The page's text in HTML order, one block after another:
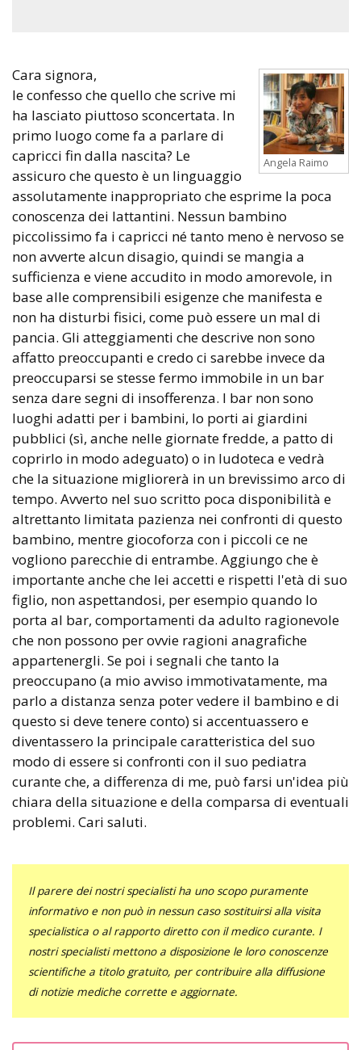
Angela Raimo
Cara signora,
le confesso che quello che scrive mi
ha lasciato piuttoso sconcertata. In
primo luogo come fa a parlare di
capricci fin dalla nascita? Le
assicuro che questo è un linguaggio
assolutamente inappropriato che esprime la poca
conoscenza dei lattantini. Nessun bambino
piccolissimo fa i capricci né tanto meno è nervoso se
non avverte alcun disagio, quindi se mangia a
sufficienza e viene accudito in modo amorevole, in
base alle comprensibili esigenze che manifesta e
non ha disturbi fisici, come può essere un mal di
pancia. Gli atteggiamenti che descrive non sono
affatto preoccupanti e credo ci sarebbe invece da
preoccuparsi se stesse fermo immobile in un bar
senza dare segni di insofferenza. I bar non sono
luoghi adatti per i bambini, lo porti ai giardini
pubblici (sì, anche nelle giornate fredde, a patto di
coprirlo in modo adeguato) o in ludoteca e vedrà
che la situazione migliorerà in un brevissimo arco di
tempo. Avverto nel suo scritto poca disponibilità e
altrettanto limitata pazienza nei confronti di questo
bambino, mentre giocoforza con i piccoli ce ne
vogliono parecchie di entrambe. Aggiungo che è
importante anche che lei accetti e rispetti l'età di suo
figlio, non aspettandosi, per esempio quando lo
porta al bar, comportamenti da adulto ragionevole
che non possono per ovvie ragioni anagrafiche
appartenergli. Se poi i segnali che tanto la
preoccupano (a mio avviso immotivatamente, ma
parlo a distanza senza poter vedere il bambino e di
questo si deve tenere conto) si accentuassero e
diventassero la principale caratteristica del suo
modo di essere si confronti con il suo pediatra
curante che, a differenza di me, può farsi un'idea più
chiara della situazione e della comparsa di eventuali
problemi. Cari saluti.
Il parere dei nostri specialisti ha uno scopo puramente
informativo e non può in nessun caso sostituirsi alla visita
specialistica o al rapporto diretto con il medico curante. I
nostri specialisti mettono a disposizione le loro conoscenze
scientifiche a titolo gratuito, per contribuire alla diffusione
di notizie mediche corrette e aggiornate.